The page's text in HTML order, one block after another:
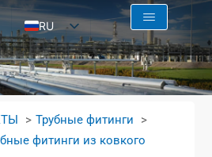
RU
EN
AR
ES
Трубные фитинги
фитинги из ковкого